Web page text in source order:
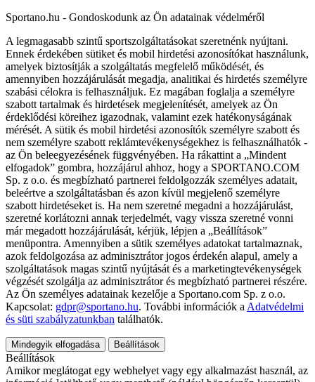
Sportano.hu - Gondoskodunk az Ön adatainak védelméről
A legmagasabb szintű sportszolgáltatásokat szeretnénk nyújtani.
Ennek érdekében sütiket és mobil hirdetési azonosítókat használunk,
amelyek biztosítják a szolgáltatás megfelelő működését, és
amennyiben hozzájárulását megadja, analitikai és hirdetés személyre
szabási célokra is felhasználjuk. Ez magában foglalja a személyre
szabott tartalmak és hirdetések megjelenítését, amelyek az Ön
érdeklődési köreihez igazodnak, valamint ezek hatékonyságának
mérését. A sütik és mobil hirdetési azonosítók személyre szabott és
nem személyre szabott reklámtevékenységekhez is felhasználhatók -
az Ön beleegyezésének függvényében. Ha rákattint a „Mindent
elfogadok” gombra, hozzájárul ahhoz, hogy a SPORTANO.COM
Sp. z o.o. és megbízható partnerei feldolgozzák személyes adatait,
beleértve a szolgáltatásban és azon kívül megjelenő személyre
szabott hirdetéseket is. Ha nem szeretné megadni a hozzájárulást,
szeretné korlátozni annak terjedelmét, vagy vissza szeretné vonni
már megadott hozzájárulását, kérjük, lépjen a „Beállítások”
menüpontra. Amennyiben a sütik személyes adatokat tartalmaznak,
azok feldolgozása az adminisztrátor jogos érdekén alapul, amely a
szolgáltatások magas szintű nyújtását és a marketingtevékenységek
végzését szolgálja az adminisztrátor és megbízható partnerei részére.
Az Ön személyes adatainak kezelője a Sportano.com Sp. z o.o.
Kapcsolat: gdpr@sportano.hu. További információk a Adatvédelmi
és süti szabályzatunkban találhatók.
Mindegyik elfogadása Beállítások
Beállítások
Amikor meglátogat egy webhelyet vagy egy alkalmazást használ, az